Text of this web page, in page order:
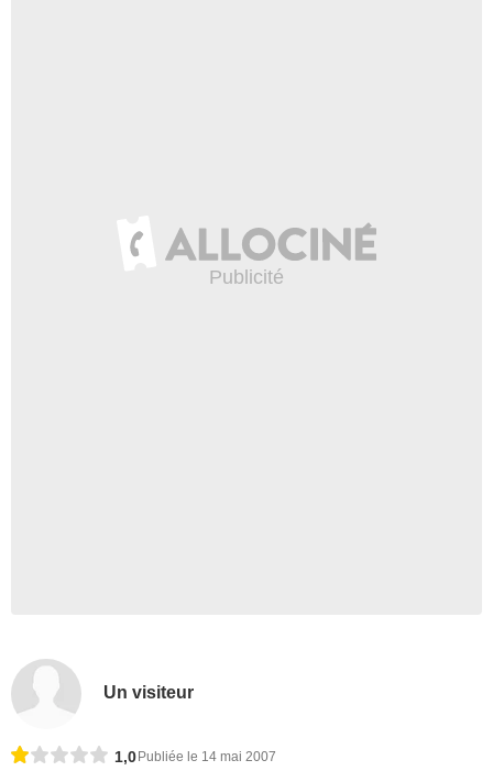
Un visiteur
1,0 Publiée le 14 mai 2007